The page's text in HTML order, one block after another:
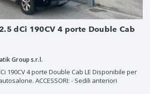
dCi 190CV 4 porte Double Cab
Group s.r.l.
190CV 4 porte Double Cab LE Disponibile per
ACCESSORI: - Sedili anteriori